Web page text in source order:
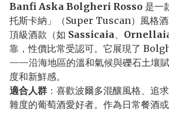
Banfi Aska Bolgheri Rosso 是一
托斯卡納」（Super Tuscan）風格
頂級酒款（如 Sassicaia、
靠，性價比常受認可。它展現了
——沿海地區的溫和氣候與礫石土壤
度和新鮮感。
適合人群 ：喜歡波爾多混釀風格、追
雜度的葡萄酒愛好者。作為日常餐酒或